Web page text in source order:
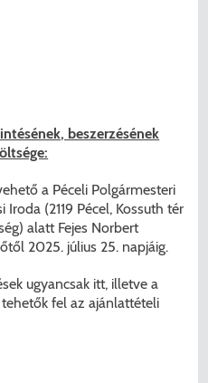
beszerzésének
a Péceli Polgármesteri
(2119 Pécel, Kossuth tér
alatt Fejes Norbert
2025. július 25. napjáig.
ugyancsak itt, illetve a
fel az ajánlattételi